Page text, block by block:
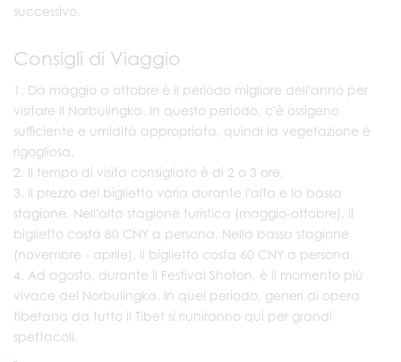
successivo.
Consigli di Viaggio
Da maggio a ottobre è il periodo migliore dell'anno per
visitare il Norbulingka. In questo periodo, c'è ossigeno
sufficiente e umidità appropriata, quindi la vegetazione è
rigogliosa.
Il tempo di visita consigliato è di 2 o 3 ore.
Il prezzo del biglietto varia durante l'alta e la bassa
stagione. Nell'alta stagione turistica (maggio-ottobre), il
biglietto costa 80 CNY a persona. Nella bassa stagione
(novembre - aprile), il biglietto costa 60 CNY a persona.
Ad agosto, durante il Festival Shoton, è il momento più
vivace del Norbulingka. In quel periodo, generi di opera
tibetana da tutto il Tibet si riuniranno qui per grandi
spettacoli.